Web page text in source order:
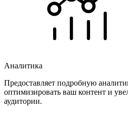
Аналитика
Предоставляет подробную
оптимизировать ваш контент и
аудитории.